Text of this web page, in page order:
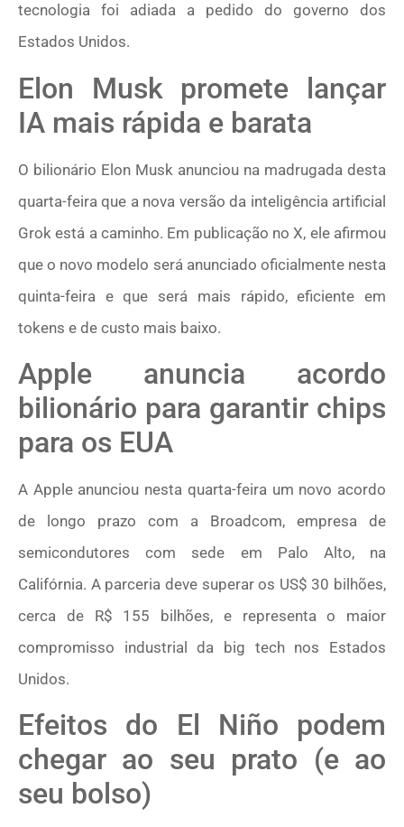
tecnologia foi adiada a pedido do governo dos
Estados Unidos.
Elon Musk promete lançar
IA mais rápida e barata
O bilionário Elon Musk anunciou na madrugada desta
quarta-feira que a nova versão da inteligência artificial
Grok está a caminho. Em publicação no X, ele afirmou
que o novo modelo será anunciado oficialmente nesta
quinta-feira e que será mais rápido, eficiente em
tokens e de custo mais baixo.
Apple anuncia acordo
bilionário para garantir chips
para os EUA
A Apple anunciou nesta quarta-feira um novo acordo
de longo prazo com a Broadcom, empresa de
semicondutores com sede em Palo Alto, na
Califórnia. A parceria deve superar os US$ 30 bilhões,
cerca de R$ 155 bilhões, e representa o maior
compromisso industrial da big tech nos Estados
Unidos.
Efeitos do El Niño podem
chegar ao seu prato (e ao
seu bolso)